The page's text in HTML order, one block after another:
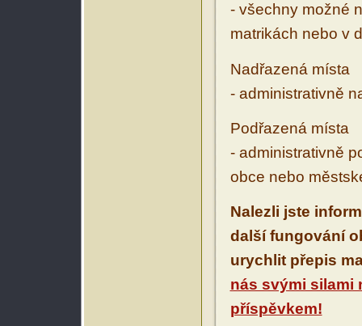
- všechny možné
matrikách nebo v
Nadřazená místa
- administrativně
Podřazená místa
- administrativně
obce nebo
Nalezli jste
další fungování
urychlit přepis
nás svými silami
příspěvkem!